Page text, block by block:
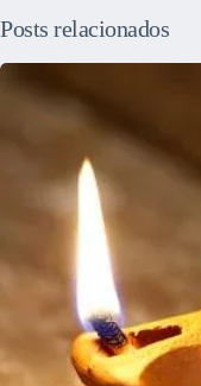
Posts relacionados